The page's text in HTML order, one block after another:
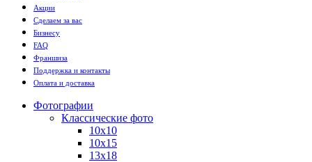
Акции
Сделаем за вас
Бизнесу
FAQ
Франшиза
Поддержка и контакты
Оплата и доставка
Фотографии
Классические фото
10х10
10х15
13х18